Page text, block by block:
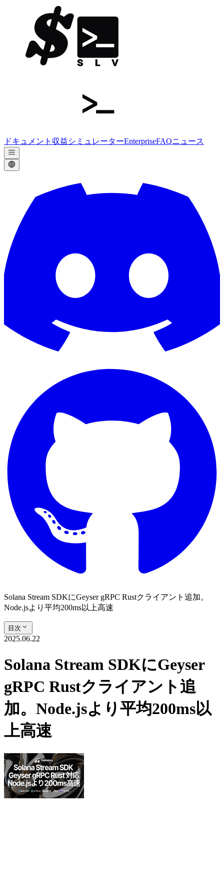
ドキュメント 収益シミュレーターEnterpriseFAQニュース
Solana Stream SDKにGeyser gRPC Rustクライアント追加。
Node.jsより平均200ms以上高速
目次
2025.06.22
Solana Stream SDKにGeyser
gRPC Rustクライアント追
加。Node.jsより平均200ms以
上高速